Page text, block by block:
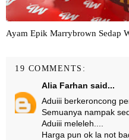
Ayam Epik Marrybrown Sedap
19 COMMENTS:
Alia Farhan said...
Aduiii berkeroncong
Semuanya nampak
Aduiii meleleh....
Harga pun ok la not